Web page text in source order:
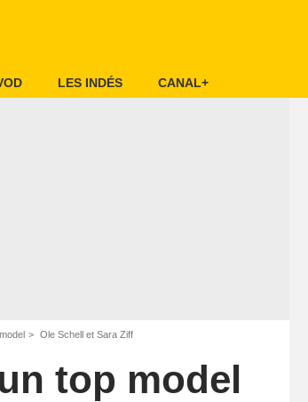
LES INDÉS CANAL+
Ole Schell et Sara Ziff
top model